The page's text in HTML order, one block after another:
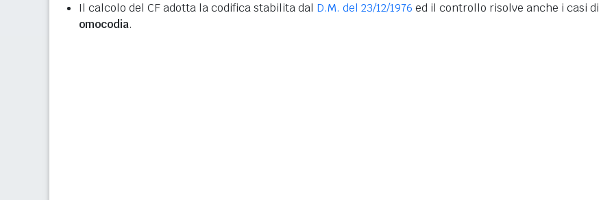
Il calcolo del CF adotta la codifica stabilita dal D.M. del 23/12/1976 ed il controllo risolve anche i casi di
omocodia.